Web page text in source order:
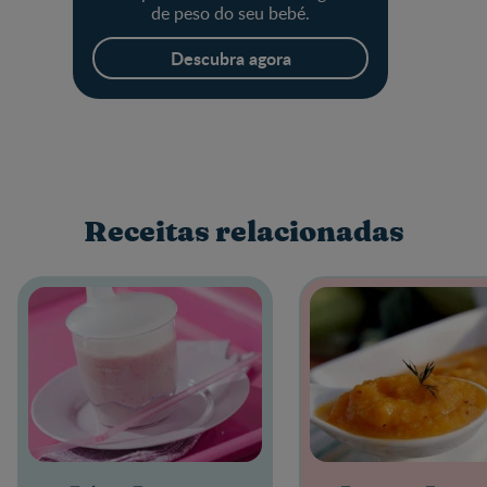
de peso do seu bebé.
Descubra agora
Receitas relacionadas